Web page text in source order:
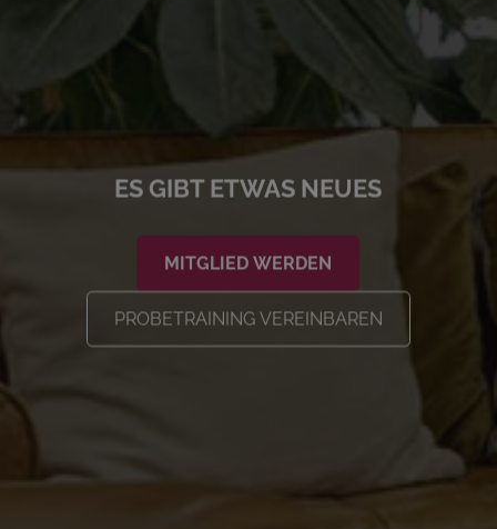
ES GIBT ETWAS NEUES
MITGLIED WERDEN
PROBETRAINING VEREINBAREN